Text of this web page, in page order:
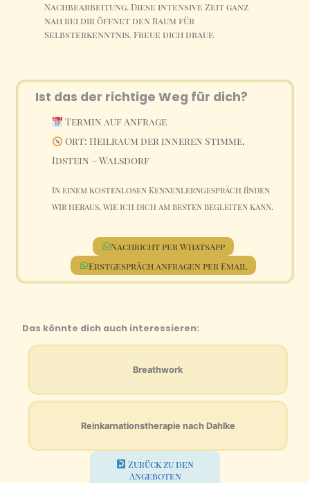
Nachbearbeitung. Diese intensive Zeit ganz
nah bei dir öffnet den Raum für
Selbsterkenntnis. Freue dich drauf.
Ist das der richtige Weg für dich?
Termin auf Anfrage
Ort: Heilraum der inneren Stimme,
Idstein – Walsdorf
In einem kostenlosen Kennenlerngespräch finden
wir heraus, wie ich dich am besten begleiten kann.
Nachricht per WhatsApp
Erstgespräch anfragen per Email
Das könnte dich auch interessieren:
Breathwork
Reinkarnationstherapie nach Dahlke
Zurück zu den
Angeboten